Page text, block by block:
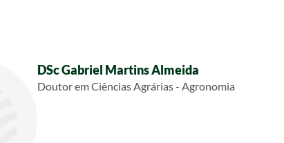
DSc Gabriel Martins Almeida
Doutor em Ciências Agrárias - Agronomia